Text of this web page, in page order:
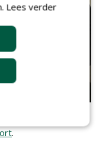
van der Holst
.
Lees verder